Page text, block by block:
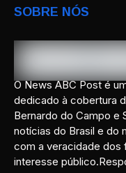
SOBRE NÓS
O News ABC Post é
dedicado à cobertura
Bernardo do Campo e
notícias do Brasil e do
com a veracidade dos
interesse